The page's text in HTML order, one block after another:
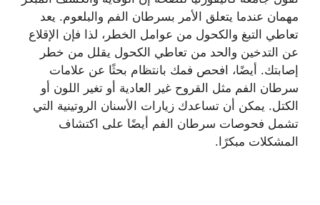
مهمان عندما يتعلق الأمر بسرطان الفم والبلعوم. يعد
تعاطي التبغ والكحول من عوامل الخطر، لذا فإن الإقلاع
عن التدخين والحد من تعاطي الكحول يقلل من خطر
إصابتك. أيضًا، افحص فمك بانتظام بحثًا عن علامات
سرطان الفم مثل القروح غير العادية أو تغير اللون أو
الكتل. يمكن أن تساعدك زيارات الأسنان الروتينية التي
تشمل فحوصات سرطان الفم أيضًا على اكتشاف
المشكلات مبكرًا.